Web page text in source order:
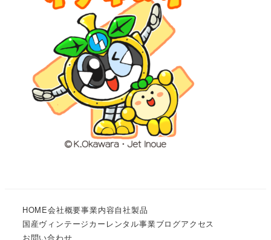
HOME会社概要事業内容自社製品
国産ヴィンテージカーレンタル事業ブログアクセス
お問い合わせ